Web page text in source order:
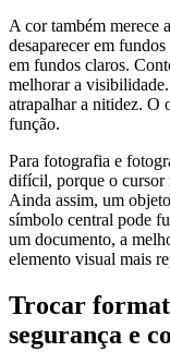
A cor também merece
desaparecer em
em fundos claros.
melhorar a
atrapalhar a nitidez. O
função.
Para fotografia e
difícil, porque o cursor
Ainda assim, um
símbolo central pode
um documento, a
elemento visual mais
Trocar
segurança e